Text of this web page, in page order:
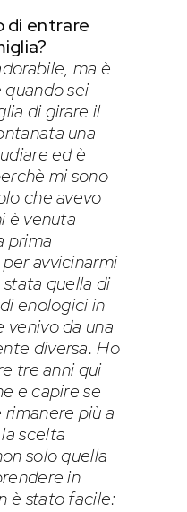
di entrare
ma è
sei
di girare il
una
ed è
mi sono
che avevo
è venuta
prima
avvicinarmi
quella di
enologici in
venivo da una
diversa. Ho
tre anni qui
e capire se
più a
scelta
solo quella
in
è stato facile: